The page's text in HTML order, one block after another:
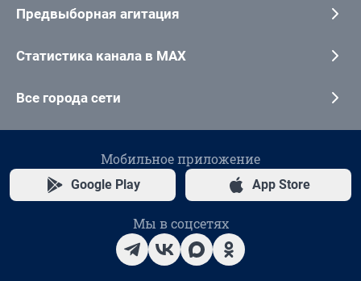
Предвыборная агитация
Статистика канала в MAX
Все города сети
Мобильное приложение
Google Play App Store
Мы в соцсетях